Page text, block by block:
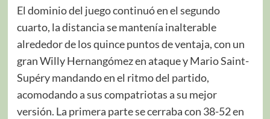
El dominio del juego continuó en el segundo
cuarto, la distancia se mantenía inalterable
alrededor de los quince puntos de ventaja, con un
gran Willy Hernangómez en ataque y Mario Saint-
Supéry mandando en el ritmo del partido,
acomodando a sus compatriotas a su mejor
versión. La primera parte se cerraba con 38-52 en